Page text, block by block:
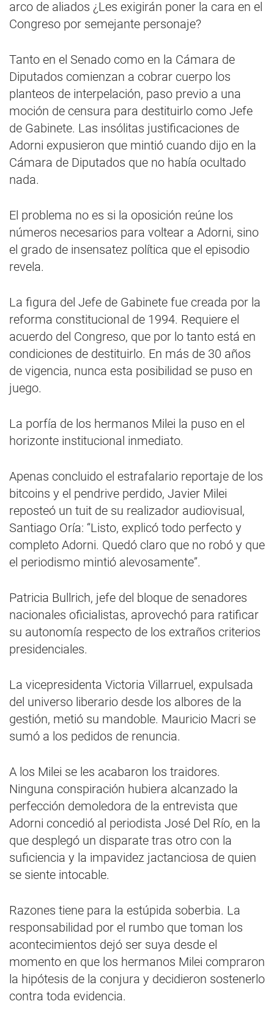
arco de aliados ¿Les exigirán poner la cara en el
Congreso por semejante personaje?
Tanto en el Senado como en la Cámara de
Diputados comienzan a cobrar cuerpo los
planteos de interpelación, paso previo a una
moción de censura para destituirlo como Jefe
de Gabinete. Las insólitas justificaciones de
Adorni expusieron que mintió cuando dijo en la
Cámara de Diputados que no había ocultado
nada.
El problema no es si la oposición reúne los
números necesarios para voltear a Adorni, sino
el grado de insensatez política que el episodio
revela.
La figura del Jefe de Gabinete fue creada por la
reforma constitucional de 1994. Requiere el
acuerdo del Congreso, que por lo tanto está en
condiciones de destituirlo. En más de 30 años
de vigencia, nunca esta posibilidad se puso en
juego.
La porfía de los hermanos Milei la puso en el
horizonte institucional inmediato.
Apenas concluido el estrafalario reportaje de los
bitcoins y el pendrive perdido, Javier Milei
reposteó un tuit de su realizador audiovisual,
Santiago Oría: “Listo, explicó todo perfecto y
completo Adorni. Quedó claro que no robó y que
el periodismo mintió alevosamente”.
Patricia Bullrich, jefe del bloque de senadores
nacionales oficialistas, aprovechó para ratificar
su autonomía respecto de los extraños criterios
presidenciales.
La vicepresidenta Victoria Villarruel, expulsada
del universo liberario desde los albores de la
gestión, metió su mandoble. Mauricio Macri se
sumó a los pedidos de renuncia.
A los Milei se les acabaron los traidores.
Ninguna conspiración hubiera alcanzado la
perfección demoledora de la entrevista que
Adorni concedió al periodista José Del Río, en la
que desplegó un disparate tras otro con la
suficiencia y la impavidez jactanciosa de quien
se siente intocable.
Razones tiene para la estúpida soberbia. La
responsabilidad por el rumbo que toman los
acontecimientos dejó ser suya desde el
momento en que los hermanos Milei compraron
la hipótesis de la conjura y decidieron sostenerlo
contra toda evidencia.